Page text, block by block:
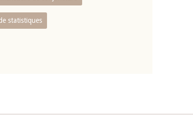
statistiques